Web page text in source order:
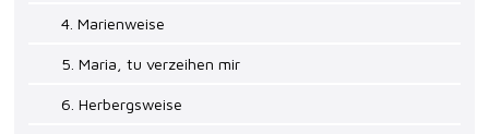
4. Marienweise
5. Maria, tu verzeihen mir
6. Herbergsweise